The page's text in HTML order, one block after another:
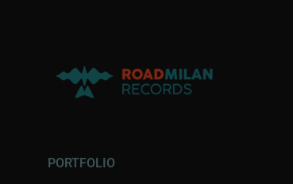
PRODUCTION | MIXING
PORTFOLIO